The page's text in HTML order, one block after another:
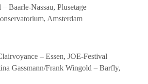
Baarle-Nassau, Plusetage
Amsterdam
– Essen, JOE-Festival
Gassmann/Frank Wingold – Barfly,